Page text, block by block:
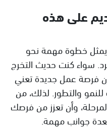
على هذه
خطوة مهمة نحو
سواء كنت حديث التخرج
فرصة عمل جديدة تعني
والتطور. لذلك، من
وأن تعزز من فرصك
جوانب مهمة.